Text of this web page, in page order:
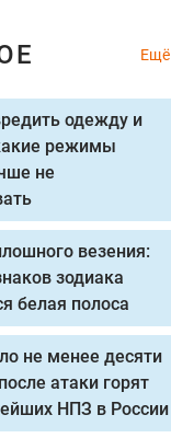
Ещё
одежду и
режимы
не
везения:
зодиака
белая полоса
не менее десяти
атаки горят
НПЗ в России